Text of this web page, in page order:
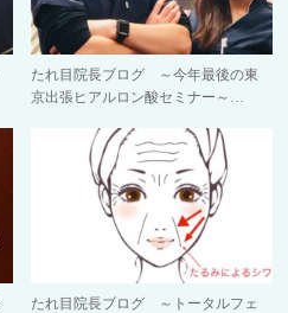
たれ目院長ブログ ～今年最後の東
京出張ヒアルロン酸セミナー～…
たれ目院長ブログ ～トータルフェ